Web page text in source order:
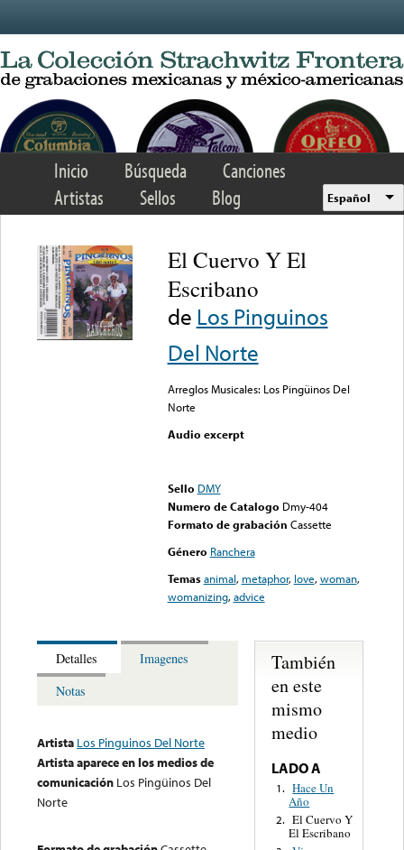
Inicio Búsqueda
Canciones
Artistas
Sellos Blog Español
El Cuervo Y El
Escribano
de Los Pinguinos
Del Norte
Arreglos Musicales: Los Pingüinos Del
Norte
Audio excerpt
Sello DMY
Numero de Catalogo Dmy-404
Formato de grabación Cassette
Género Ranchera
Temas animal, metaphor, love,woman,
womanizing,advice
Detalles
Imagenes
Notas
Artista Los Pinguinos Del Norte
Artista aparece en los medios de
comunicación Los Pingüinos Del
Norte
También
en este
mismo
medio
LADO A
1. Hace Un
Año
2. El Cuervo Y
El Escribano